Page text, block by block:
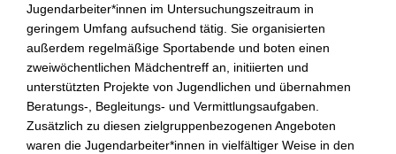
Jugendarbeiter*innen im Untersuchungszeitraum in
geringem Umfang aufsuchend tätig. Sie organisierten
außerdem regelmäßige Sportabende und boten einen
zweiwöchentlichen Mädchentreff an, initiierten und
unterstützten Projekte von Jugendlichen und übernahmen
Beratungs-, Begleitungs- und Vermittlungsaufgaben.
Zusätzlich zu diesen zielgruppenbezogenen Angeboten
waren die Jugendarbeiter*innen in vielfältiger Weise in den